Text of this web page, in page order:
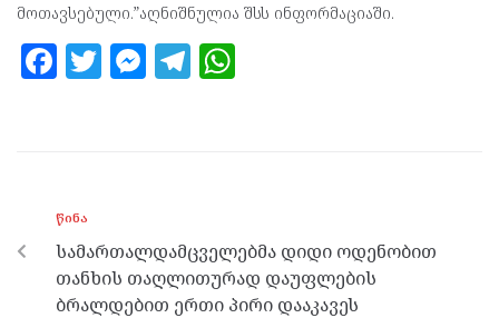
მოთავსებული.”აღნიშნულია შსს ინფორმაციაში.
F
o
o
k
T M
er
T
m p
p
ᲬᲘᲜᲐ
სამართალდამცველებმა დიდი ოდენობით
თანხის თაღლითურად დაუფლების
ბრალდებით ერთი პირი დააკავეს